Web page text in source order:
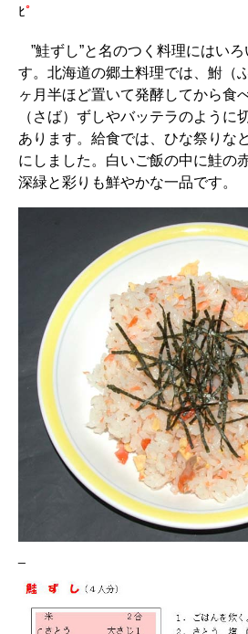
ﾋﾟ
”鮭ずし”と名のつく料理にはい
す。北海道の郷土料理では、鮒（
ヶ月半ほど置いて発酵してから食
（さば）ずしやバッテラのように
あります。給食では、ひな祭りな
にしました。白いご飯の中に鮭の
深緑と彩りも鮮やかな一品です。